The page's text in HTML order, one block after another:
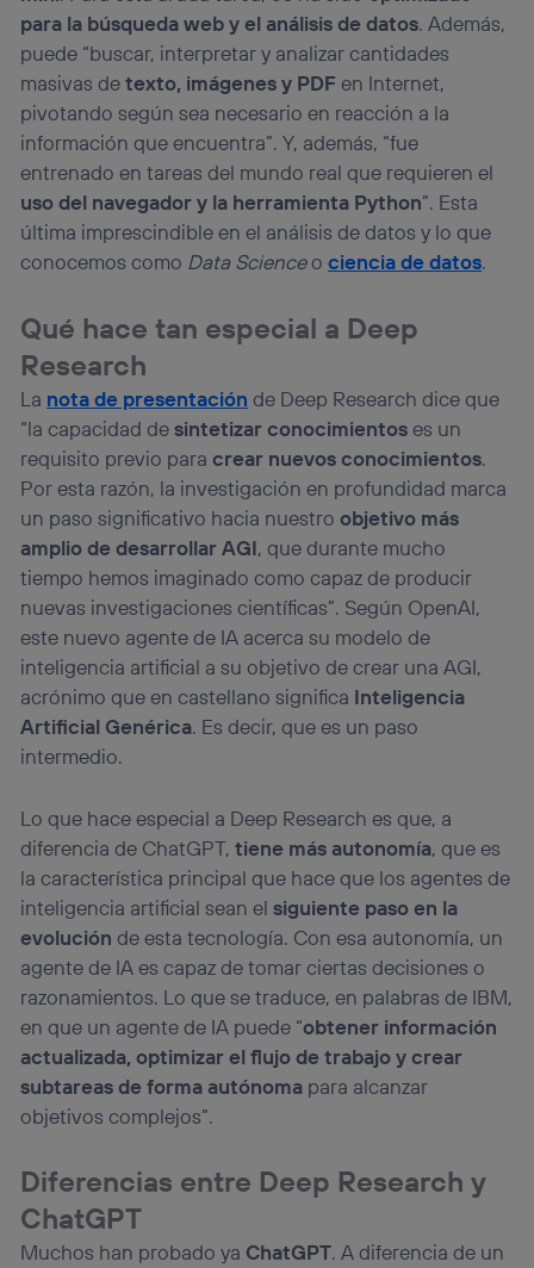
para la búsqueda web y el análisis de datos. Además,
puede “buscar, interpretar y analizar cantidades
masivas detexto, imágenes y PDF en Internet,
pivotando según sea necesario en reacción a la
información que encuentra”. Y, además, “fue
entrenado en tareas del mundo real que requieren el
uso del navegador y la herramienta Python”. Esta
última imprescindible en el análisis de datos y lo que
conocemos como Data Scienceociencia de datos.
Qué hace tan especial a Deep
Research
La nota de presentación de Deep Research dice que
“la capacidad desintetizar conocimientoses un
requisito previo paracrear nuevos conocimientos.
Por esta razón, la investigación en profundidad marca
un paso significativo hacia nuestroobjetivo más
amplio de desarrollar AGI, que durante mucho
tiempo hemos imaginado como capaz de producir
nuevas investigaciones científicas”. Según OpenAI,
este nuevo agente de IA acerca su modelo de
inteligencia artificial a su objetivo de crear una AGI,
acrónimo que en castellano significa Inteligencia
Artificial Genérica. Es decir, que es un paso
intermedio.
Lo que hace especial a Deep Research es que, a
diferencia de ChatGPT,tiene más autonomía, que es
la característica principal que hace que los agentes de
inteligencia artificial sean elsiguiente paso en la
evolución de esta tecnología. Con esa autonomía, un
agente de IA es capaz de tomar ciertas decisiones o
razonamientos. Lo que se traduce, en palabras de IBM,
en que un agente de IA puede “obtener información
actualizada, optimizar el flujo de trabajo y crear
subtareas de forma autónoma para alcanzar
objetivos complejos”.
Diferencias entre Deep Research y
ChatGPT
Muchos han probado ya ChatGPT. A diferencia de un